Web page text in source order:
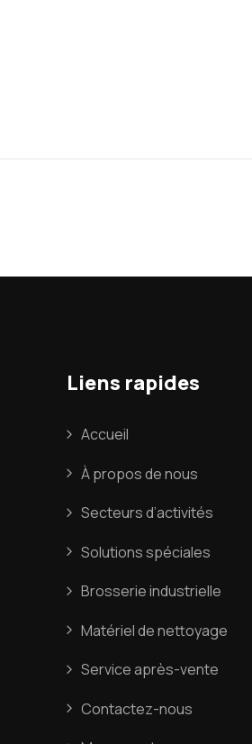
Liens rapides
Accueil
À propos de nous
Secteurs d’activités
Solutions spéciales
Brosserie industrielle
Matériel de nettoyage
Service après-vente
Contactez-nous